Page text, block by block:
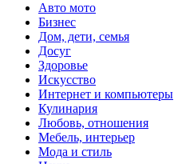
Авто мото
Бизнес
Дом, дети, семья
Досуг
Здоровье
Искусство
Интернет и компьютеры
Кулинария
Любовь, отношения
Мебель, интерьер
Мода и стиль